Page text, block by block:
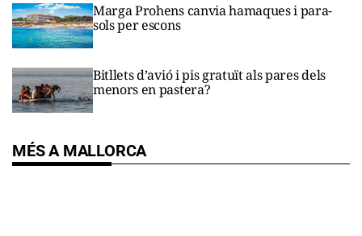
Marga Prohens canvia hamaques i para-
sols per escons
Bitllets d’avió i pis gratuït als pares dels
menors en pastera?
MÉS A MALLORCA